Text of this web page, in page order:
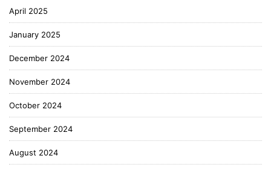
April 2025
January 2025
December 2024
November 2024
October 2024
September 2024
August 2024